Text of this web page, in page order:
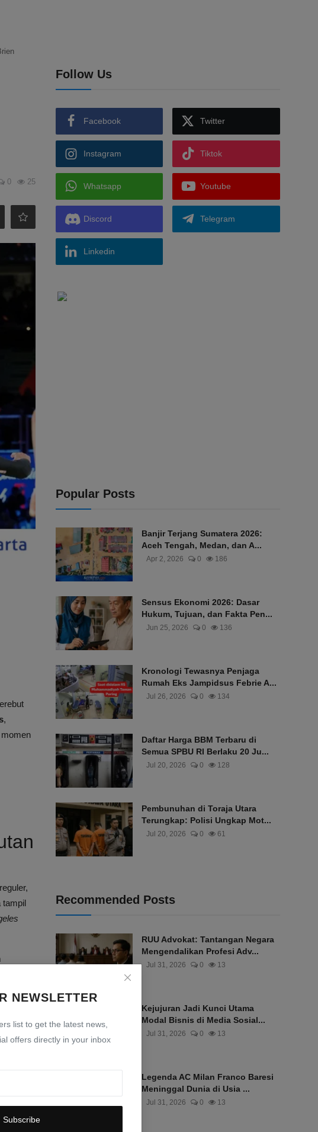
NEWSLETTER
list to get the latest news,
offers directly in your inbox
Subscribe
0 25
,
tampil
Follow Us
Facebook Twitter
Instagram Tiktok
Whatsapp Youtube
Discord Telegram
Linkedin
Popular Posts
Banjir Terjang Sumatera 2026:
Aceh Tengah, Medan, dan A...
Apr 2, 2026 0 186
Sensus Ekonomi 2026: Dasar
Hukum, Tujuan, dan Fakta Pen...
Jun 25, 2026 0 136
Kronologi Tewasnya Penjaga
Rumah Eks Jampidsus Febrie A...
Jul 26, 2026 0 134
Daftar Harga BBM Terbaru di
Semua SPBU RI Berlaku 20 Ju...
Jul 20, 2026 0 128
Pembunuhan di Toraja Utara
Terungkap: Polisi Ungkap Mot...
Jul 20, 2026 0 61
Recommended Posts
RUU Advokat: Tantangan Negara
Mengendalikan Profesi Adv...
Jul 31, 2026 0 13
Kejujuran Jadi Kunci Utama
Modal Bisnis di Media Sosial...
Jul 31, 2026 0 13
Legenda AC Milan Franco Baresi
Meninggal Dunia di Usia ...
Jul 31, 2026 0 13